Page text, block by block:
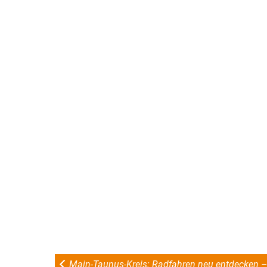
Main-Taunus-Kreis: Radfahren neu entdecken